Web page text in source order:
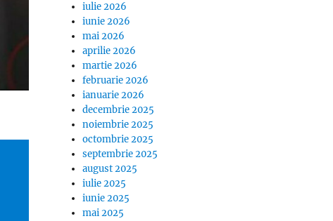
iulie 2026
iunie 2026
mai 2026
aprilie 2026
martie 2026
februarie 2026
ianuarie 2026
decembrie 2025
noiembrie 2025
octombrie 2025
septembrie 2025
august 2025
iulie 2025
iunie 2025
mai 2025